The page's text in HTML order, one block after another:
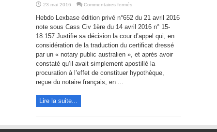
23 mai 2016 Commentaires fermés
de
forme
équivalente
entre
la
procuration
reçue
par
un
« notary
australien
solennités
Hebdo Lexbase édition privé n°652 du 21 avril 2016
note sous Cass Civ 1ère du 14 avril 2016 n° 15-
18.157 Justifie sa décision la cour d’appel qui, en
considération de la traduction du certificat dressé
par un « notary public australien », et après avoir
constaté qu’il avait simplement apostillé la
procuration à l’effet de constituer hypothèque,
reçue du notaire français, en ...
Lire la suite...